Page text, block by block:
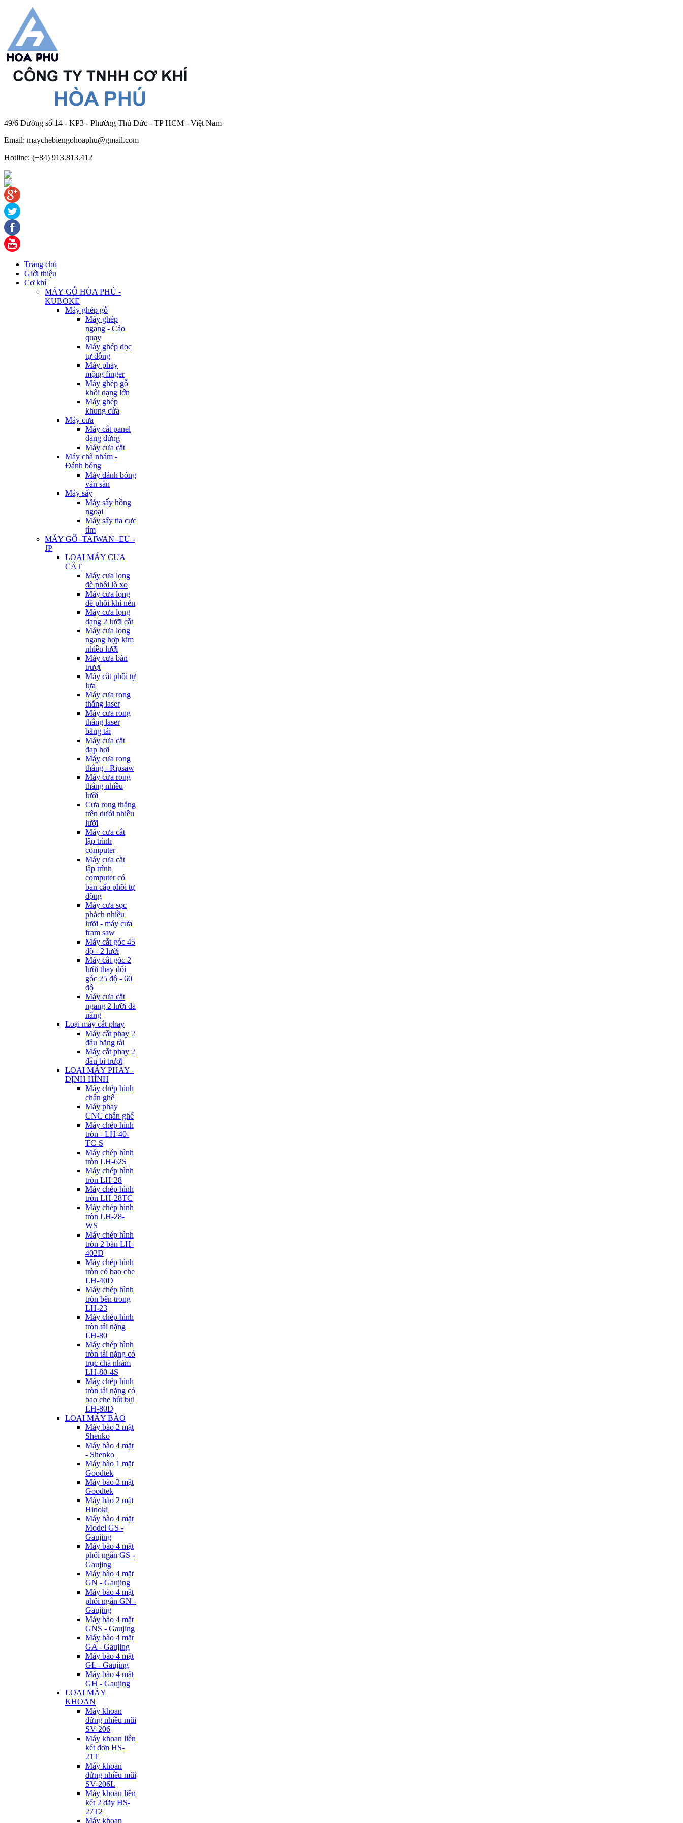
49/6 Đường số 14 - KP3 - Phường Thủ Đức - TP HCM - Việt Nam
Email: maychebiengohoaphu@gmail.com
Hotline: (+84) 913.813.412
Trang chủ
Giới thiệu
Cơ khí
MÁY GỖ HÒA PHÚ -
KUBOKE
Máy ghép gỗ
Máy ghép
ngang - Cảo
quay
Máy ghép dọc
tự động
Máy phay
mộng finger
Máy ghép gỗ
khối dạng lớn
Máy ghép
khung cửa
Máy cưa
Máy cắt panel
dạng đứng
Máy cưa cắt
Máy chà nhám -
Đánh bóng
Máy đánh bóng
ván sàn
Máy sấy
Máy sấy hồng
ngoại
Máy sấy tia cực
tím
MÁY GỖ -TAIWAN -EU -
JP
LOẠI MÁY CƯA
CẮT
Máy cưa lọng
đè phôi lò xo
Máy cưa lọng
đè phôi khí nén
Máy cưa lọng
dạng 2 lưỡi cắt
Máy cưa lọng
ngang hợp kim
nhiều lưỡi
Máy cưa bàn
trượt
Máy cắt phôi tự
lựa
Máy cưa rong
thẳng laser
Máy cưa rong
thẳng laser
băng tải
Máy cưa cắt
đạp hơi
Máy cưa rong
thẳng - Ripsaw
Máy cưa rong
thẳng nhiều
lưỡi
Cưa rong thẳng
trên dưới nhiều
lưỡi
Máy cưa cắt
lập trình
computer
Máy cưa cắt
lập trình
computer có
bàn cấp phôi tự
động
Máy cưa sọc
phách nhiều
lưỡi - máy cưa
fram saw
Máy cắt góc 45
độ - 2 lưỡi
Máy cắt góc 2
lưỡi thay đổi
góc 25 độ - 60
độ
Máy cưa cắt
ngang 2 lưỡi đa
năng
Loại máy cắt phay
Máy cắt phay 2
đầu băng tải
Máy cắt phay 2
đầu bi trượt
LOẠI MÁY PHAY -
ĐỊNH HÌNH
Máy chép hình
chân ghế
Máy phay
CNC chân ghế
Máy chép hình
tròn - LH-40-
TC-S
Máy chép hình
tròn LH-62S
Máy chép hình
tròn LH-28
Máy chép hình
tròn LH-28TC
Máy chép hình
tròn LH-28-
WS
Máy chép hình
tròn 2 bàn LH-
402D
Máy chép hình
tròn có bao che
LH-40D
Máy chép hình
tròn bên trong
LH-23
Máy chép hình
tròn tải nặng
LH-80
Máy chép hình
tròn tải nặng có
trục chà nhám
LH-80-4S
Máy chép hình
tròn tải nặng có
bao che hút bụi
LH-80D
LOẠI MÁY BÀO
Máy bào 2 mặt
Shenko
Máy bào 4 mặt
- Shenko
Máy bào 1 mặt
Goodtek
Máy bào 2 mặt
Goodtek
Máy bào 2 mặt
Hinoki
Máy bào 4 mặt
Model GS -
Gaujing
Máy bào 4 mặt
phôi ngắn GS -
Gaujing
Máy bào 4 mặt
GN - Gaujing
Máy bào 4 mặt
phôi ngắn GN -
Gaujing
Máy bào 4 mặt
GNS - Gaujing
Máy bào 4 mặt
GA - Gaujing
Máy bào 4 mặt
GL - Gaujing
Máy bào 4 mặt
GH - Gaujing
LOẠI MÁY
KHOAN
Máy khoan
đứng nhiều mũi
SV-206
Máy khoan liên
kết đơn HS-
21T
Máy khoan
đứng nhiều mũi
SV-206L
Máy khoan liên
kết 2 dãy HS-
27T2
Máy khoan